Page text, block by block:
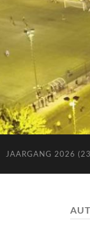
JAARGANG 2026